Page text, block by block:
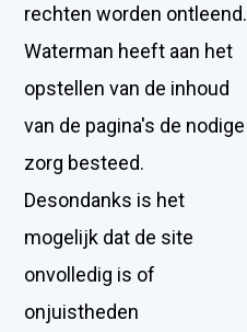
rechten worden ontleend.
Waterman heeft aan het
opstellen van de inhoud
van de pagina's de nodige
zorg besteed.
Desondanks is het
mogelijk dat de site
onvolledig is of
onjuistheden